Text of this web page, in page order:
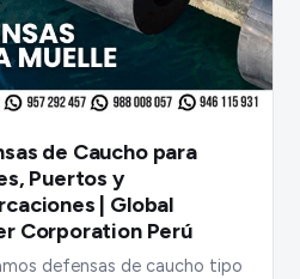
de Caucho para
Puertos y
| Global
Corporation Perú
defensas de caucho tipo